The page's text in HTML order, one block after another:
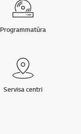
Programmatūra
Servisa centri